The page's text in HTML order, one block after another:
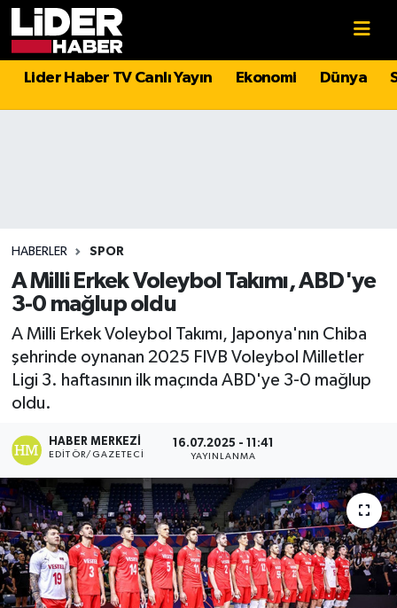
Lider Haber TV Canlı Yayın Ekonomi Dünya
HABERLER SPOR
A Milli Erkek Voleybol Takımı, ABD'ye
3-0 mağlup oldu
A Milli Erkek Voleybol Takımı, Japonya'nın Chiba
şehrinde oynanan 2025 FIVB Voleybol Milletler
Ligi 3. haftasının ilk maçında ABD'ye 3-0 mağlup
oldu.
HABER MERKEZI
EDITÖR/GAZETECI
16.07.2025 - 11:41
YAYINLANMA
Politika
Magazin
Spor
Sağlık
Teknoloji
Lider Haber TV Canlı Yayın izle
Hava Durumu
Süper Lig Puan Durumu ve Fikstür
Tüm Manşetler
Son Dakika Haberleri
Haber Arşivi